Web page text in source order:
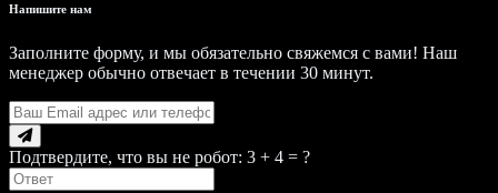
Напишите нам
Заполните форму, и мы обязательно свяжемся с вами! Наш
менеджер обычно отвечает в течении 30 минут.
Подтвердите, что вы не робот: 3 + 4 = ?